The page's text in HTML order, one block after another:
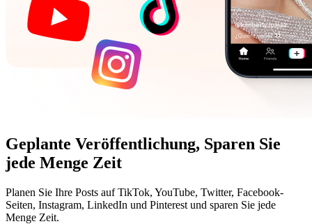
Geplante Veröffentlichung, Sparen Sie
jede Menge Zeit
Planen Sie Ihre Posts auf TikTok, YouTube, Twitter, Facebook-
Seiten, Instagram, LinkedIn und Pinterest und sparen Sie jede
Menge Zeit.